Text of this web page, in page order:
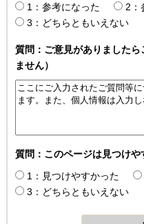
1：参考になった
2：
3：どちらともいえない
質問：ご意見がありました
ません）
質問：このページは見つけや
1：見つけやすかった
3：どちらともいえない